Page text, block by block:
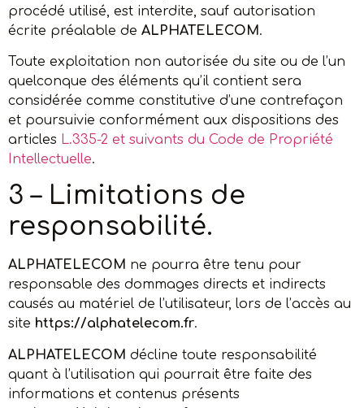
procédé utilisé, est interdite, sauf autorisation
écrite préalable de ALPHATELECOM.
Toute exploitation non autorisée du site ou de l’un
quelconque des éléments qu’il contient sera
considérée comme constitutive d’une contrefaçon
et poursuivie conformément aux dispositions des
articles L.335-2 et suivants du Code de Propriété
Intellectuelle.
3 – Limitations de
responsabilité.
ALPHATELECOM ne pourra être tenu pour
responsable des dommages directs et indirects
causés au matériel de l’utilisateur, lors de l’accès au
site https://alphatelecom.fr.
ALPHATELECOM décline toute responsabilité
quant à l’utilisation qui pourrait être faite des
informations et contenus présents